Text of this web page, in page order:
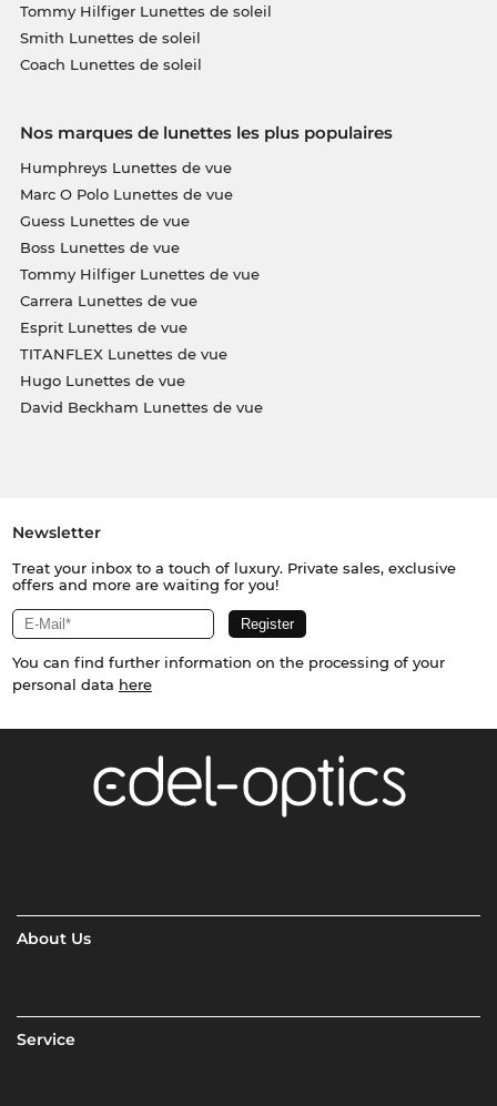
Tommy Hilfiger Lunettes de soleil
Smith Lunettes de soleil
Coach Lunettes de soleil
Nos marques de lunettes les plus populaires
Humphreys Lunettes de vue
Marc O Polo Lunettes de vue
Guess Lunettes de vue
Boss Lunettes de vue
Tommy Hilfiger Lunettes de vue
Carrera Lunettes de vue
Esprit Lunettes de vue
TITANFLEX Lunettes de vue
Hugo Lunettes de vue
David Beckham Lunettes de vue
Newsletter
Treat your inbox to a touch of luxury. Private sales, exclusive
offers and more are waiting for you!
You can find further information on the processing of your
personal data here
About Us
Service